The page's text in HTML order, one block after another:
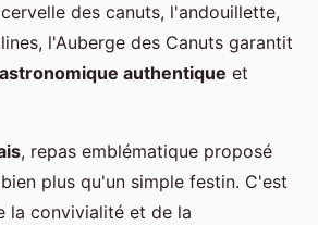
des canuts, l'andouillette,
l'Auberge des Canuts garantit
authentique et
, repas emblématique proposé
plus qu'un simple festin. C'est
la convivialité et de la